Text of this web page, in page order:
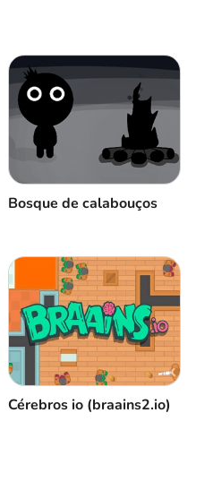
Comentário
Bosque de calabouços
Cérebros io (braains2.io)